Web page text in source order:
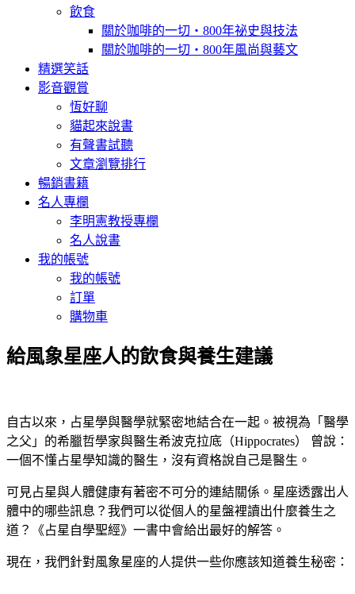
飲食
關於咖啡的一切‧800年祕史與技法
關於咖啡的一切‧800年風尚與藝文
精選笑話
影音觀賞
恆好聊
貓起來說書
有聲書試聽
文章瀏覽排行
暢銷書籍
名人專欄
李明憲教授專欄
名人說書
我的帳號
我的帳號
訂單
購物車
給風象星座人的飲食與養生建議
自古以來，占星學與醫學就緊密地結合在一起。被視為「醫學
之父」的希臘哲學家與醫生希波克拉底（Hippocrates） 曾說：
一個不懂占星學知識的醫生，沒有資格說自己是醫生。
可見占星與人體健康有著密不可分的連結關係。星座透露出人
體中的哪些訊息？我們可以從個人的星盤裡讀出什麼養生之
道？《占星自學聖經》一書中會給出最好的解答。
現在，我們針對風象星座的人提供一些你應該知道養生秘密：